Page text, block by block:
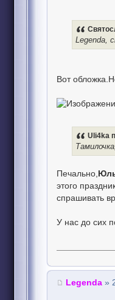
Legenda,
Вот
Uli4ka
Печально,
этого
спрашивать
У нас до сих
Legenda »